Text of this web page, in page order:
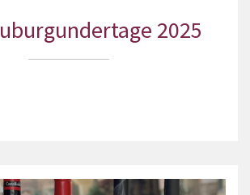
2025